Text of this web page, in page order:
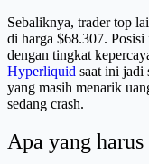
Sebaliknya, trader top
di harga $68.307.
dengan tingkat
Hyperliquid saat ini jadi
yang masih menarik
sedang crash.
Apa yang